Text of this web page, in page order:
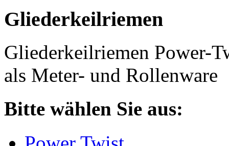
Gliederkeilriemen
Gliederkeilriemen Power-
als Meter- und Rollenware
Bitte wählen Sie aus: